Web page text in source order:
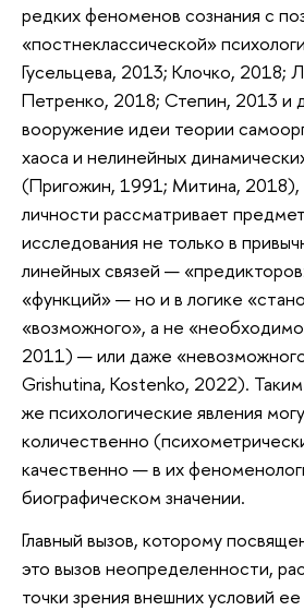
редких феноменов сознания с
«постнеклассической»
Гусельцева, 2013; Клочко, 2018;
Петренко, 2018; Степин, 2013 и
вооружение идеи теории
хаоса и нелинейных
(Пригожин, 1991; Митина, 2018),
личности рассматривает
исследования не только в
линейных связей —
«функций» — но и в логике
«возможного», а не
2011) — или даже
Grishutina, Kostenko, 2022).
же психологические явления
количественно
качественно — в их
биографическом значении.
Главный вызов, которому
это вызов неопределенности,
точки зрения внешних условий